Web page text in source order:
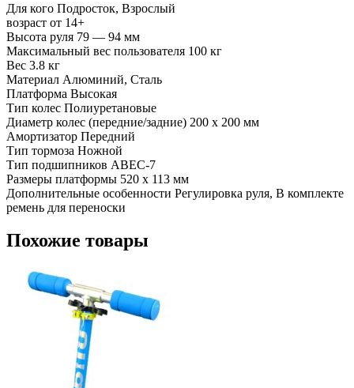
Для кого Подросток, Взрослый
возраст от 14+
Высота руля 79 — 94 мм
Максимальный вес пользователя 100 кг
Вес 3.8 кг
Материал Алюминий, Сталь
Платформа Высокая
Тип колес Полиуретановые
Диаметр колес (передние/задние) 200 x 200 мм
Амортизатор Передний
Тип тормоза Ножной
Тип подшипников ABEC-7
Размеры платформы 520 x 113 мм
Дополнительные особенности Регулировка руля, В комплекте
ремень для переноски
Похожие товары